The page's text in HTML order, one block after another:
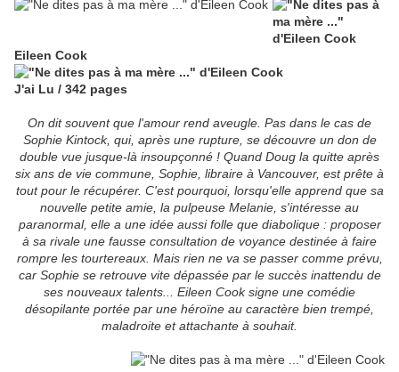
Eileen Cook
J'ai Lu / 342 pages
On dit souvent que l'amour rend aveugle. Pas dans le cas de
Sophie Kintock, qui, après une rupture, se découvre un don de
double vue jusque-là insoupçonné ! Quand Doug la quitte après
six ans de vie commune, Sophie, libraire à Vancouver, est prête à
tout pour le récupérer. C'est pourquoi, lorsqu'elle apprend que sa
nouvelle petite amie, la pulpeuse Melanie, s'intéresse au
paranormal, elle a une idée aussi folle que diabolique : proposer
à sa rivale une fausse consultation de voyance destinée à faire
rompre les tourtereaux. Mais rien ne va se passer comme prévu,
car Sophie se retrouve vite dépassée par le succès inattendu de
ses nouveaux talents... Eileen Cook signe une comédie
désopilante portée par une héroïne au caractère bien trempé,
maladroite et attachante à souhait.